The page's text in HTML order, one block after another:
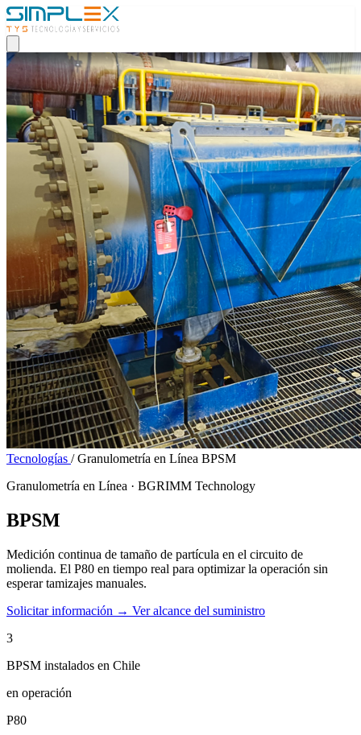
Tecnologías / Granulometría en Línea BPSM
Granulometría en Línea · BGRIMM Technology
BPSM
Medición continua de tamaño de partícula en el circuito de
molienda. El P80 en tiempo real para optimizar la operación sin
esperar tamizajes manuales.
Solicitar información → Ver alcance del suministro
3
BPSM instalados en Chile
en operación
P80